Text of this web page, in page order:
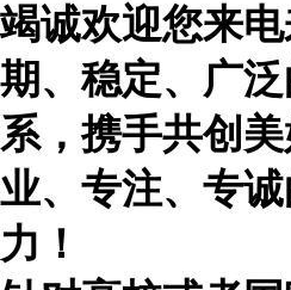
竭诚欢迎您来
期、稳定、广
系，携手共创
业、专注、专
力！